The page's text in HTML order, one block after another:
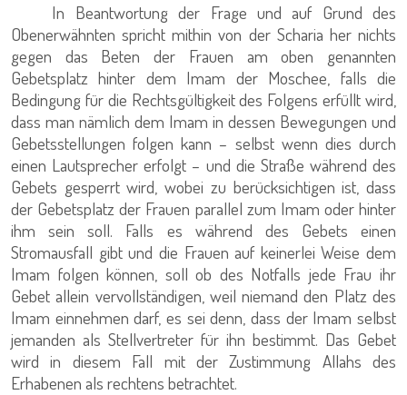
In Beantwortung der Frage und auf Grund des
Obenerwähnten spricht mithin von der Scharia her nichts
gegen das Beten der Frauen am oben genannten
Gebetsplatz hinter dem Imam der Moschee, falls die
Bedingung für die Rechtsgültigkeit des Folgens erfüllt wird,
dass man nämlich dem Imam in dessen Bewegungen und
Gebetsstellungen folgen kann – selbst wenn dies durch
einen Lautsprecher erfolgt – und die Straße während des
Gebets gesperrt wird, wobei zu berücksichtigen ist, dass
der Gebetsplatz der Frauen parallel zum Imam oder hinter
ihm sein soll. Falls es während des Gebets einen
Stromausfall gibt und die Frauen auf keinerlei Weise dem
Imam folgen können, soll ob des Notfalls jede Frau ihr
Gebet allein vervollständigen, weil niemand den Platz des
Imam einnehmen darf, es sei denn, dass der Imam selbst
jemanden als Stellvertreter für ihn bestimmt. Das Gebet
wird in diesem Fall mit der Zustimmung Allahs des
Erhabenen als rechtens betrachtet.